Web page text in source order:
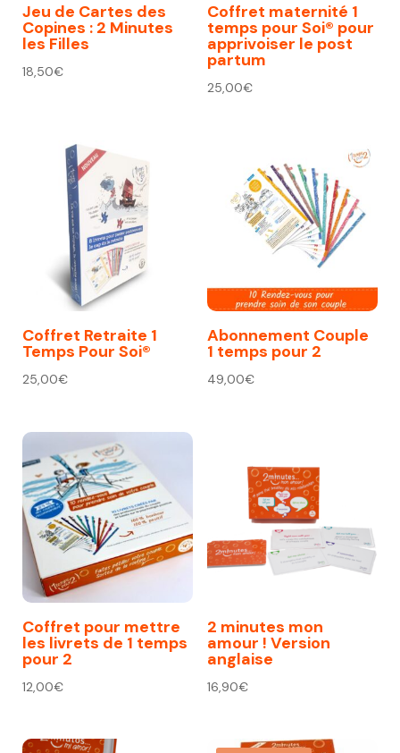
Jeu de Cartes des
Copines : 2 Minutes
les Filles
18,50€
Coffret maternité 1
temps pour Soi® pour
apprivoiser le post
partum
25,00€
Coffret Retraite 1
Temps Pour Soi®
25,00€
Abonnement Couple
1 temps pour 2
49,00€
Coffret pour mettre
les livrets de 1 temps
pour 2
12,00€
2 minutes mon
amour ! Version
anglaise
16,90€